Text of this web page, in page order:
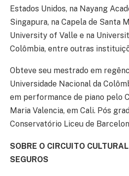
Estados Unidos, na Nayang
Singapura, na Capela de Santa
University of Valle e na
Colômbia, entre outras
Obteve seu mestrado em
Universidade Nacional da
em performance de piano pelo
Maria Valencia, em Cali. Pós
Conservatório Liceu de
SOBRE O CIRCUITO
SEGUROS